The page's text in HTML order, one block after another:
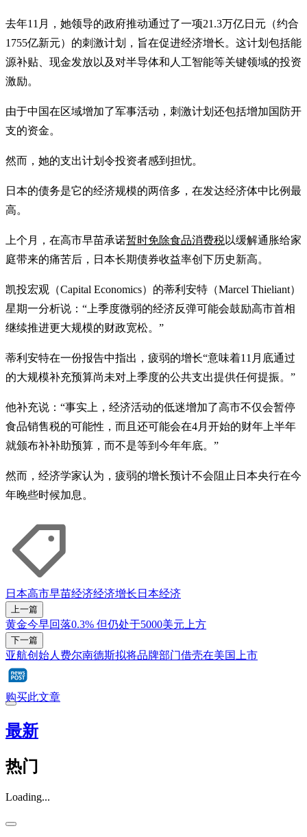
去年11月，她领导的政府推动通过了一项21.3万亿日元（约合
1755亿新元）的刺激计划，旨在促进经济增长。这计划包括能
源补贴、现金发放以及对半导体和人工智能等关键领域的投资
激励。
由于中国在区域增加了军事活动，刺激计划还包括增加国防开
支的资金。
然而，她的支出计划令投资者感到担忧。
日本的债务是它的经济规模的两倍多，在发达经济体中比例最
高。
上个月，在高市早苗承诺暂时免除食品消费税以缓解通胀给家
庭带来的痛苦后，日本长期债券收益率创下历史新高。
凯投宏观（Capital Economics）的蒂利安特（Marcel Thieliant）
星期一分析说：“上季度微弱的经济反弹可能会鼓励高市首相
继续推进更大规模的财政宽松。”
蒂利安特在一份报告中指出，疲弱的增长“意味着11月底通过
的大规模补充预算尚未对上季度的公共支出提供任何提振。”
他补充说：“事实上，经济活动的低迷增加了高市不仅会暂停
食品销售税的可能性，而且还可能会在4月开始的财年上半年
就颁布补补助预算，而不是等到今年年底。”
然而，经济学家认为，疲弱的增长预计不会阻止日本央行在今
年晚些时候加息。
日本高市早苗经济经济增长 日本经济
上一篇
黄金今早回落0.3% 但仍处于5000美元上方
下一篇
亚航创始人费尔南德斯拟将品牌部门借壳在美国上市
购买此文章
最新
热门
Loading...